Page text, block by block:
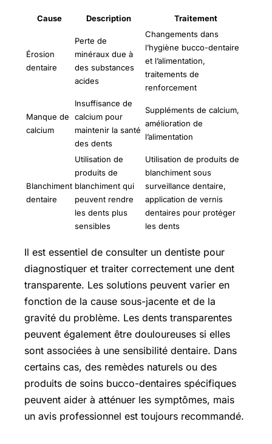
Cause Description Traitement
Érosion
dentaire
Perte de
minéraux due à
des substances
acides
Changements dans
l’hygiène bucco-dentaire
et l’alimentation,
traitements de
renforcement
Manque de
calcium
Insuffisance de
calcium pour
maintenir la santé
des dents
Suppléments de calcium,
amélioration de
l’alimentation
Blanchiment
dentaire
Utilisation de
produits de
blanchiment qui
peuvent rendre
les dents plus
sensibles
Utilisation de produits de
blanchiment sous
surveillance dentaire,
application de vernis
dentaires pour protéger
les dents
Il est essentiel de consulter un dentiste pour
diagnostiquer et traiter correctement une dent
transparente. Les solutions peuvent varier en
fonction de la cause sous-jacente et de la
gravité du problème. Les dents transparentes
peuvent également être douloureuses si elles
sont associées à une sensibilité dentaire. Dans
certains cas, des remèdes naturels ou des
produits de soins bucco-dentaires spécifiques
peuvent aider à atténuer les symptômes, mais
un avis professionnel est toujours recommandé.